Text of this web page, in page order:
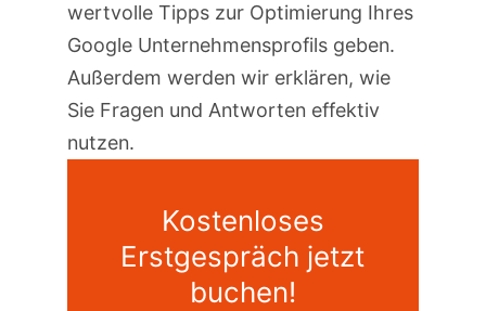
wertvolle Tipps zur Optimierung Ihres
Google Unternehmensprofils geben.
Außerdem werden wir erklären, wie
Sie Fragen und Antworten effektiv
nutzen.
Kostenloses
Erstgespräch jetzt
buchen!